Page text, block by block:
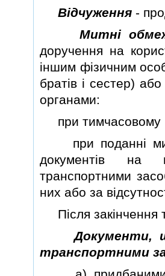
Вiдчуження -
Митнi
доручення на
iншим фiзичним
братiв i сестер)
органами:
при тимчасовому
при поданнi
документiв на
транспортними
них або за
Пiсля закiнчення
Документи,
транспортними